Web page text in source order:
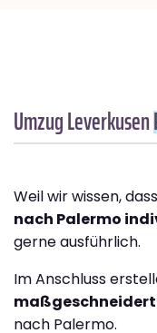
Umzug Leverkusen
Weil wir wissen, dass
nach Palermo
gerne ausführlich.
Im Anschluss
nach Palermo.